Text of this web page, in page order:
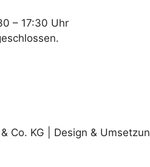
– 17:30 Uhr
KG | Design &